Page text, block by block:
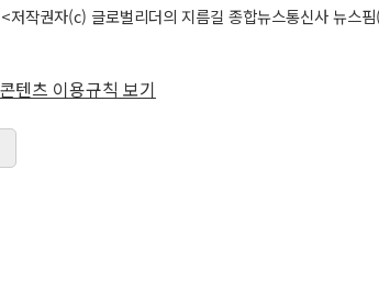
<저작권자(c) 글로벌리더의 지름길 종합뉴스통신사 뉴
텐츠 이용규칙 보기